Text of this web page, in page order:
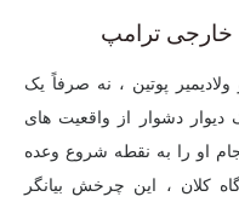
خارجی ترامپ
ولادیمیر پوتین ، نه صرفاً یک
دشوار از واقعیت های
او را به نقطه شروع وعده
کلان ، این چرخش بیانگر